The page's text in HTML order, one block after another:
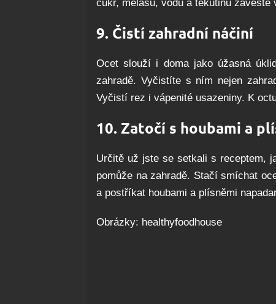
cukr, melasu, vodu a tekutinu zavěste
9. Čistí zahradní náčiní
Ocet slouží i doma jako úžasná
zahradě. Vyčistíte s ním nejen
Vyčistí rez i vápenité usazeniny. K
10. Zatočí s houbami a
Určitě už jste se setkali s receptem,
pomůže na zahradě. Stačí smíchat
a postříkat houbami a plísněmi
Obrázky: healthyfoodhouse